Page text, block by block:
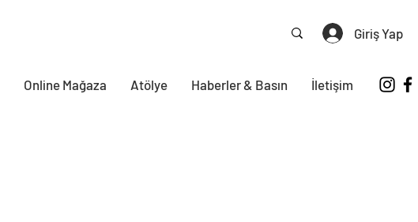
Giriş Yap
Online Mağaza Atölye Haberler & Basın İletişim